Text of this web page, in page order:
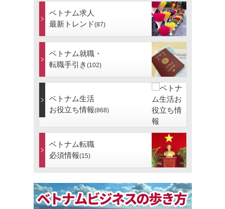
ベトナム求人
最新トレンド(87)
ベトナム就職・
転職手引き (102)
ベトナム生活
お役立ち情報(868)
ベトナム転職
必須情報(15)